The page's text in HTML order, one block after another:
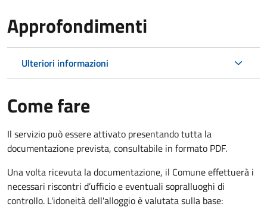
Approfondimenti
Ulteriori informazioni
Come fare
Il servizio può essere attivato presentando tutta la
documentazione prevista, consultabile in formato PDF.
Una volta ricevuta la documentazione, il Comune effettuerà i
necessari riscontri d’ufficio e eventuali sopralluoghi di
controllo. L'idoneità dell'alloggio è valutata sulla base: